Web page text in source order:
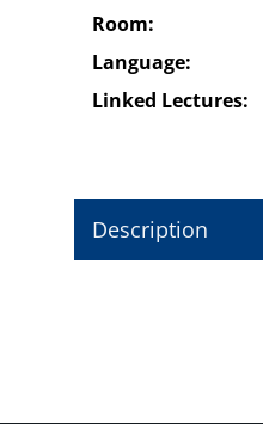
Room:
Language:
Linked Lectures:
Description